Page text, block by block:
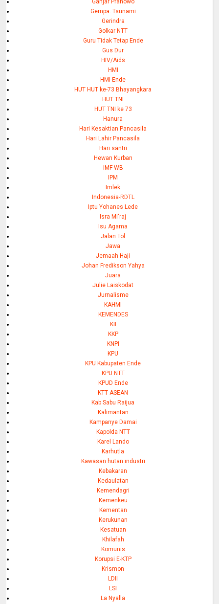
Ganjar Pranowo
Gempa. Tsunami
Gerindra
Golkar NTT
Guru Tidak Tetap Ende
Gus Dur
HIV/Aids
HMI
HMI Ende
HUT HUT ke-73 Bhayangkara
HUT TNI
HUT TNI ke 73
Hanura
Hari Kesaktian Pancasila
Hari Lahir Pancasila
Hari santri
Hewan Kurban
IMF-WB
IPM
Imlek
Indonesia-RDTL
Iptu Yohanes Lede
Isra Mi'raj
Isu Agama
Jalan Tol
Jawa
Jemaah Haji
Johan Fredikson Yahya
Juara
Julie Laiskodat
Jurnalisme
KAHMI
KEMENDES
KII
KKP
KNPI
KPU
KPU Kabupaten Ende
KPU NTT
KPUD Ende
KTT ASEAN
Kab Sabu Raijua
Kalimantan
Kampanye Damai
Kapolda NTT
Karel Lando
Karhutla
Kawasan hutan industri
Kebakaran
Kedaulatan
Kemendagri
Kemenkeu
Kementan
Kerukunan
Kesatuan
Khilafah
Komunis
Korupsi E-KTP
Krismon
LDII
LSI
La Nyalla